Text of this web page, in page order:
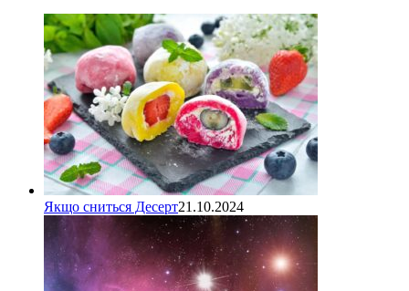
Якщо сниться Десерт21.10.2024